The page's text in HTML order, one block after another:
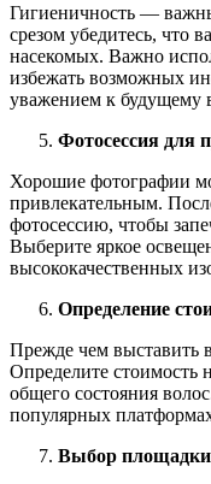
Гигиеничность —
срезом убедитесь, что
насекомых. Важно
избежать возможных
уважением к будущему
Фотосессия для
Хорошие фотографии
привлекательным.
фотосессию, чтобы
Выберите яркое
высококачественных
Определение
Прежде чем выставить
Определите стоимость
общего состояния
популярных
Выбор